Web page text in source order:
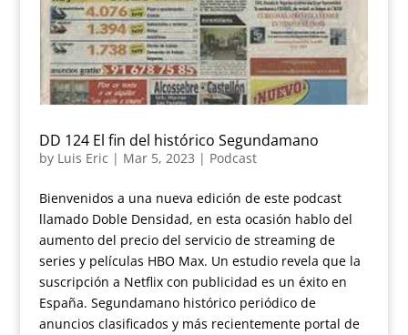
DD 124 El fin del histórico Segundamano
by Luis Eric | Mar 5, 2023 | Podcast
Bienvenidos a una nueva edición de este podcast
llamado Doble Densidad, en esta ocasión hablo del
aumento del precio del servicio de streaming de
series y películas HBO Max. Un estudio revela que la
suscripción a Netflix con publicidad es un éxito en
España. Segundamano histórico periódico de
anuncios clasificados y más recientemente portal de